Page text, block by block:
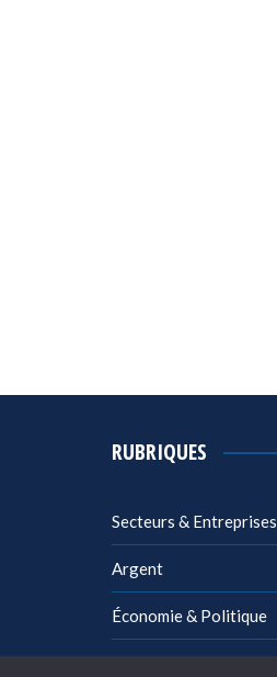
RUBRIQUES
Secteurs & Entreprises
Argent
Économie & Politique
Management